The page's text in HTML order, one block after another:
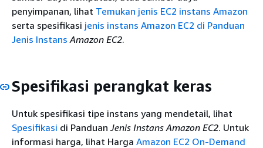
penyimpanan, lihat Temukan jenis EC2 instans Amazon
serta spesifikasi jenis instans Amazon EC2 di Panduan
Jenis Instans Amazon EC2.
Spesifikasi perangkat keras
Untuk spesifikasi tipe instans yang mendetail, lihat
Spesifikasi di PanduanJenis Instans Amazon EC2. Untuk
informasi harga, lihat Harga Amazon EC2 On-Demand